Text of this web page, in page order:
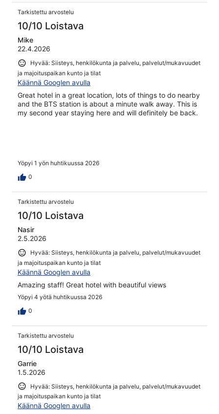
Tarkistettu arvostelu
10/10 Loistava
Mike
22.4.2026
Hyvää: Siisteys, henkilökunta ja palvelu, palvelut/mukavuudet
ja majoituspaikan kunto ja tilat
Käännä Googlen avulla
Great hotel in a great location, lots of things to do nearby
and the BTS station is about a minute walk away. This is
my second year staying here and will definitely be back.
Yöpyi 1 yön huhtikuussa 2026
0
Tarkistettu arvostelu
10/10 Loistava
Nasir
2.5.2026
Hyvää: Siisteys, henkilökunta ja palvelu, palvelut/mukavuudet
ja majoituspaikan kunto ja tilat
Käännä Googlen avulla
Amazing staff! Great hotel with beautiful views
Yöpyi 4 yötä huhtikuussa 2026
0
Tarkistettu arvostelu
10/10 Loistava
Garrie
1.5.2026
Hyvää: Siisteys, henkilökunta ja palvelu, palvelut/mukavuudet
ja majoituspaikan kunto ja tilat
Käännä Googlen avulla